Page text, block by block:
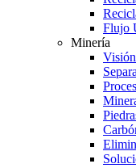
Flujo
Minería